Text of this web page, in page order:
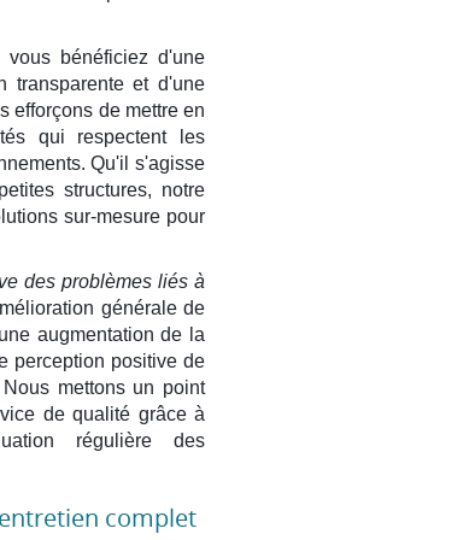
bénéficiez d'une
transparente et d'une
efforçons de mettre en
qui respectent les
Qu'il s'agisse
structures, notre
sur-mesure pour
des problèmes liés à
générale de
augmentation de la
perception positive de
mettons un point
de qualité grâce à
régulière des
complet